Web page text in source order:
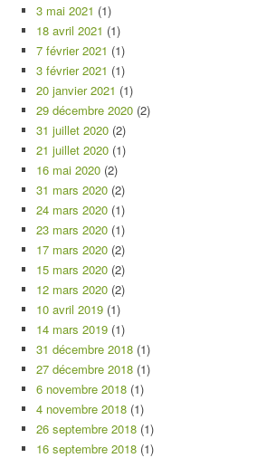
3 mai 2021 (1)
18 avril 2021 (1)
7 février 2021 (1)
3 février 2021 (1)
20 janvier 2021 (1)
29 décembre 2020 (2)
31 juillet 2020 (2)
21 juillet 2020 (1)
16 mai 2020 (2)
31 mars 2020 (2)
24 mars 2020 (1)
23 mars 2020 (1)
17 mars 2020 (2)
15 mars 2020 (2)
12 mars 2020 (2)
10 avril 2019 (1)
14 mars 2019 (1)
31 décembre 2018 (1)
27 décembre 2018 (1)
6 novembre 2018 (1)
4 novembre 2018 (1)
26 septembre 2018 (1)
16 septembre 2018 (1)